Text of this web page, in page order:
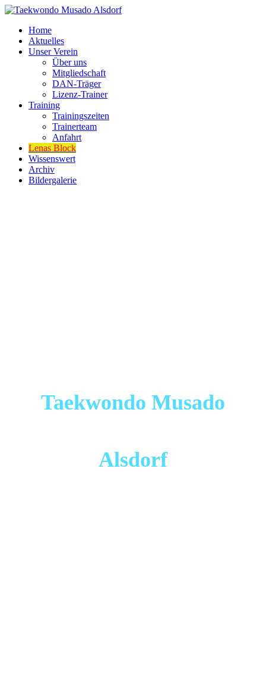
Home
Aktuelles
Unser Verein
Über uns
Mitgliedschaft
DAN-Träger
Lizenz-Trainer
Training
Trainingszeiten
Trainerteam
Anfahrt
Lenas Block
Wissenswert
Archiv
Bildergalerie
Taekwondo Musado
Alsdorf